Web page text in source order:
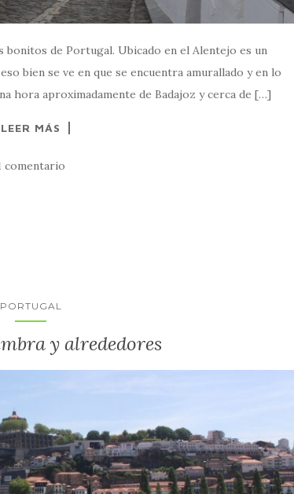
bonitos de Portugal. Ubicado en el Alentejo es un
bien se ve en que se encuentra amurallado y en lo
hora aproximadamente de Badajoz y cerca de […]
LEER MÁS
comentario
PORTUGAL
y alrededores